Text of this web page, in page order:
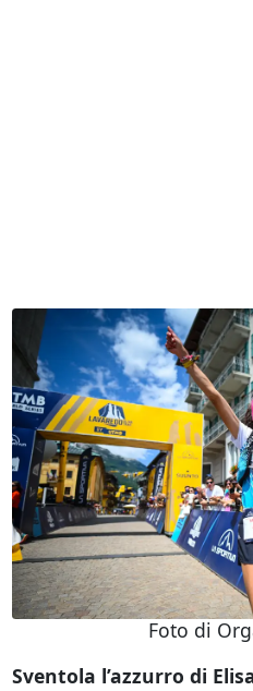
Foto di
Sventola l’azzurro di